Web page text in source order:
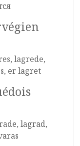
lagrede,
er lagret
lagrad,